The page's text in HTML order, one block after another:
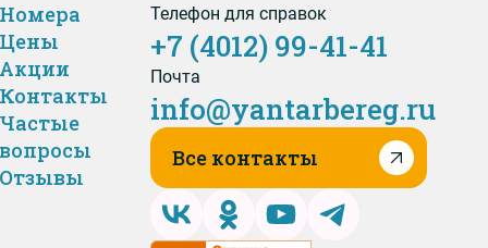
Номера
Цены
Акции
Контакты
Частые
вопросы
Отзывы
Телефон для справок
+7 (4012) 99-41-41
Почта
info@yantarbereg.ru
Все контакты